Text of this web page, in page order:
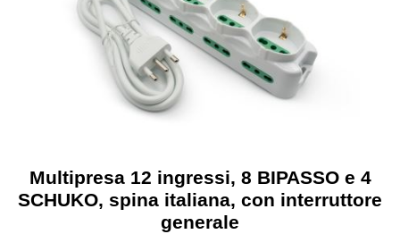
Multipresa 12 ingressi, 8 BIPASSO e 4
SCHUKO, spina italiana, con interruttore
generale